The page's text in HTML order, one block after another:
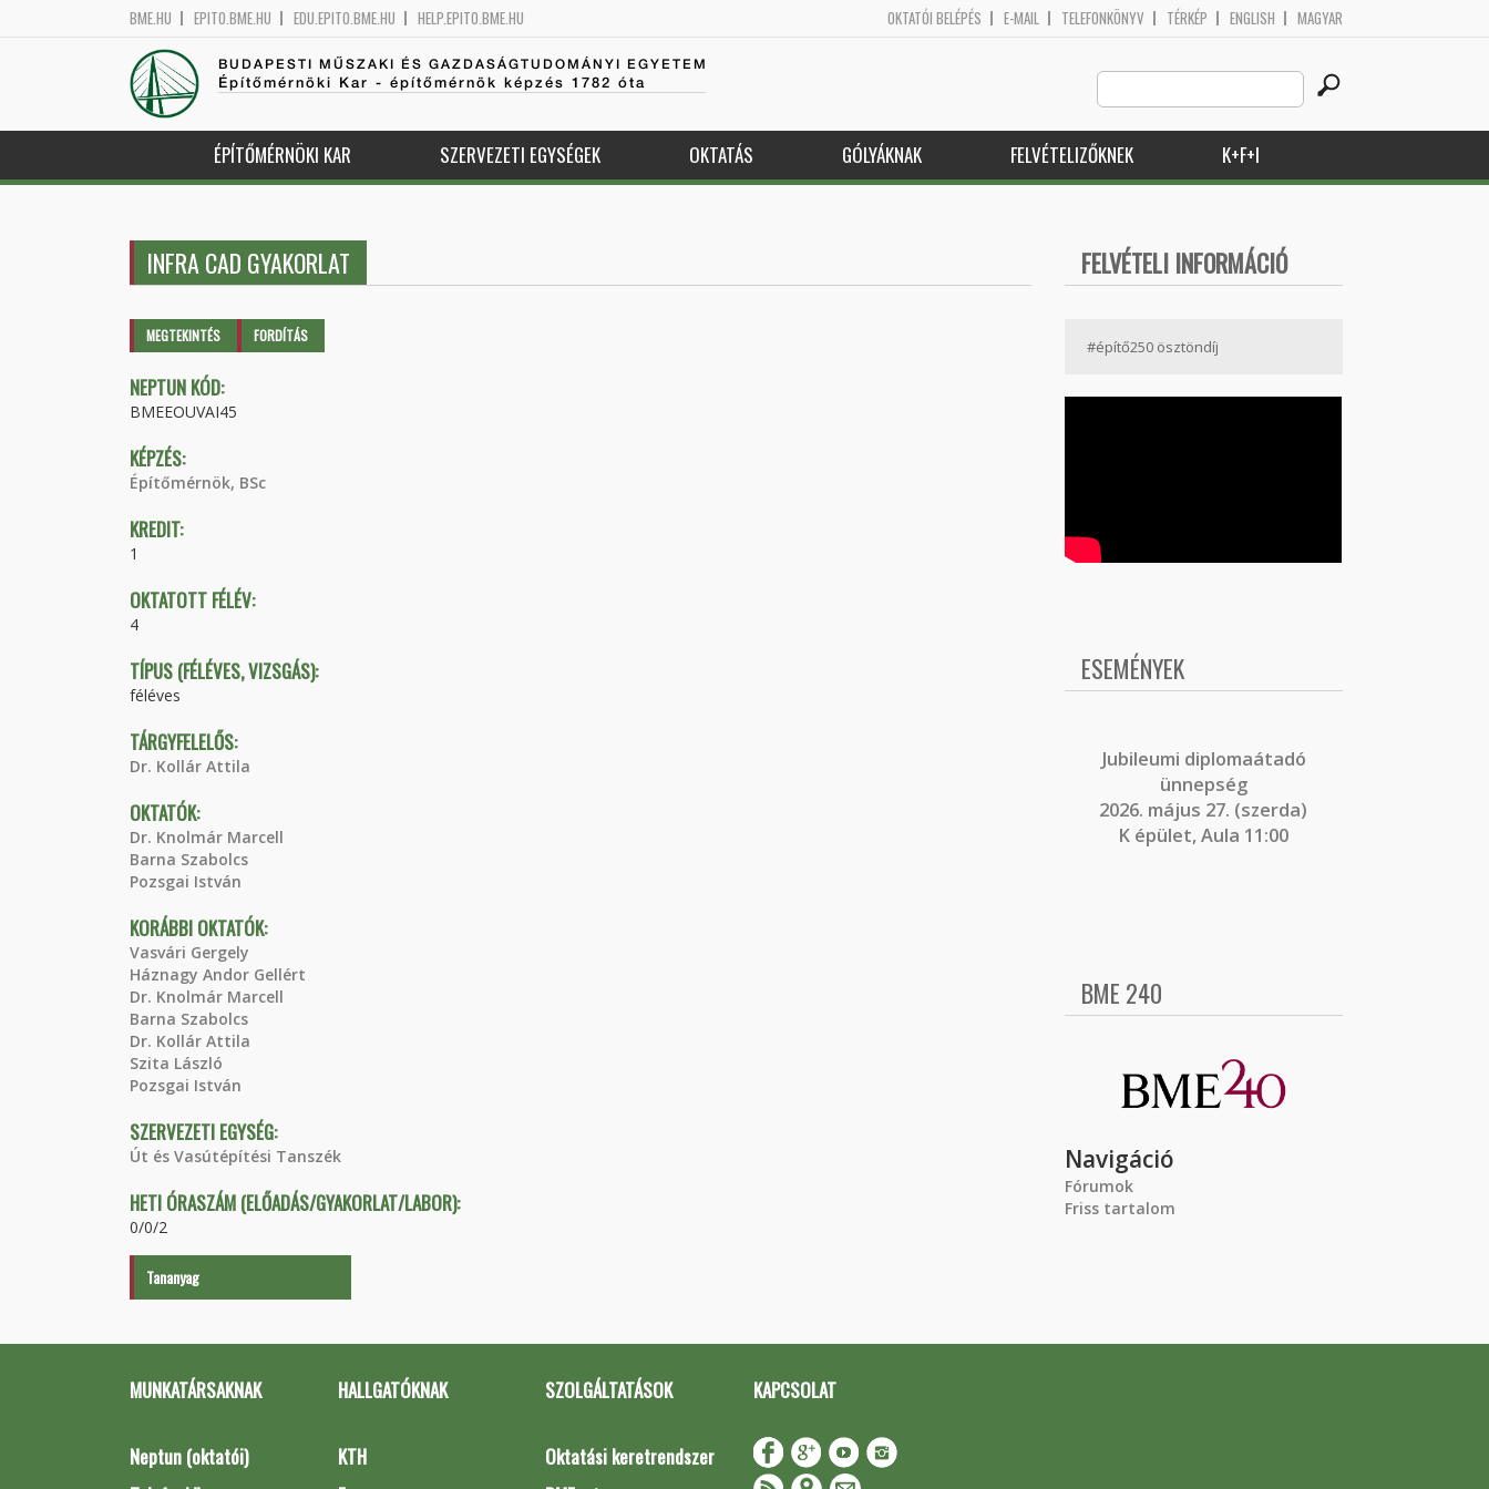
BME.HU EPITO.BME.HU EDU.EPITO.BME.HU HELP.EPITO.BME.HU OKTATÓI BELÉPÉS E-MAIL TELEFONKÖNYV TÉRKÉP ENGLISH MAGYAR
BUDAPESTI MŰSZAKI ÉS GAZDASÁGTUDOMÁNYI EGYETEM
Építőmérnöki Kar - építőmérnök képzés 1782 óta
Search
this
site
ÉPÍTŐMÉRNÖKI KAR SZERVEZETI EGYSÉGEK OKTATÁS GÓLYÁKNAK FELVÉTELIZŐKNEK K+F+I
INFRA CAD GYAKORLAT
Elsődleges fülek
MEGTEKINTÉS (AKTÍVFORDÍTÁS
NEPTUN KÓD:
BMEEOUVAI45
KÉPZÉS:
Építőmérnök, BSc
KREDIT:
1
OKTATOTT FÉLÉV:
4
TÍPUS (FÉLÉVES, VIZSGÁS):
féléves
TÁRGYFELELŐS:
Dr. Kollár Attila
OKTATÓK:
Dr. Knolmár Marcell
Barna Szabolcs
Pozsgai István
KORÁBBI OKTATÓK:
Vasvári Gergely
Háznagy Andor Gellért
Dr. Knolmár Marcell
Barna Szabolcs
Dr. Kollár Attila
Szita László
Pozsgai István
SZERVEZETI EGYSÉG:
Út és Vasútépítési Tanszék
HETI ÓRASZÁM (ELŐADÁS/GYAKORLAT/LABOR):
0/0/2
Tananyag
FELVÉTELI INFORMÁCIÓ
#építő250 ösztöndíj
ESEMÉNYEK
Jubileumi diplomaátadó
ünnepség
2026. május 27. (szerda)
K épület, Aula 11:00
BME 240
Navigáció
Fórumok
Friss tartalom
MUNKATÁRSAKNAK
Neptun (oktatói)
HALLGATÓKNAK
KTH
SZOLGÁLTATÁSOK
Oktatási keretrendszer
KAPCSOLAT